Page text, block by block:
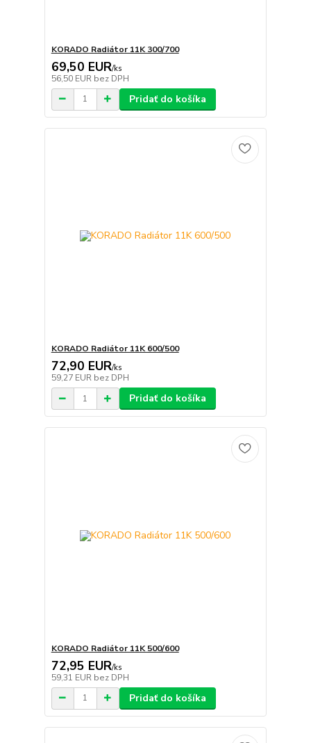
KORADO Radiátor 11K 300/700
69,50 EUR/ks
56,50 EUR bez DPH
Pridať do košíka
KORADO Radiátor 11K 600/500
72,90 EUR/ks
59,27 EUR bez DPH
Pridať do košíka
KORADO Radiátor 11K 500/600
72,95 EUR/ks
59,31 EUR bez DPH
Pridať do košíka